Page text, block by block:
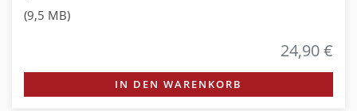
(9,5 MB)
24,90 €
IN DEN WARENKORB